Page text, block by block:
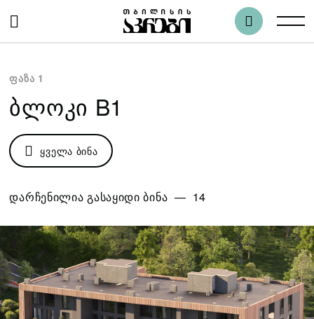
ფაზა 1
ᲑᲚᲝᲙᲘ B1
ᲧᲕᲔᲚᲐ ᲑᲘᲜᲐ
დარჩენილია გასაყიდი ბინა — 14